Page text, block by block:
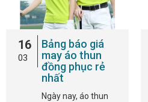
16
03
Bảng báo giá
may áo thun
đồng phục rẻ
nhất
Ngày nay, áo thun